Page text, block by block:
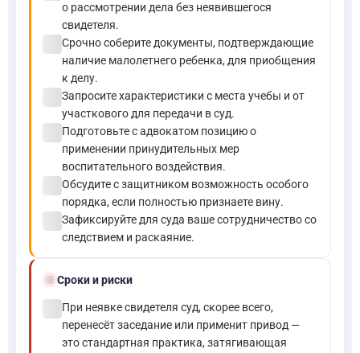
о рассмотрении дела без неявившегося
свидетеля.
Срочно соберите документы, подтверждающие
наличие малолетнего ребенка, для приобщения
к делу.
Запросите характеристики с места учебы и от
участкового для передачи в суд.
Подготовьте с адвокатом позицию о
применении принудительных мер
воспитательного воздействия.
Обсудите с защитником возможность особого
порядка, если полностью признаете вину.
Зафиксируйте для суда ваше сотрудничество со
следствием и раскаяние.
schedule Сроки и риски
При неявке свидетеля суд, скорее всего,
перенесёт заседание или применит привод —
это стандартная практика, затягивающая